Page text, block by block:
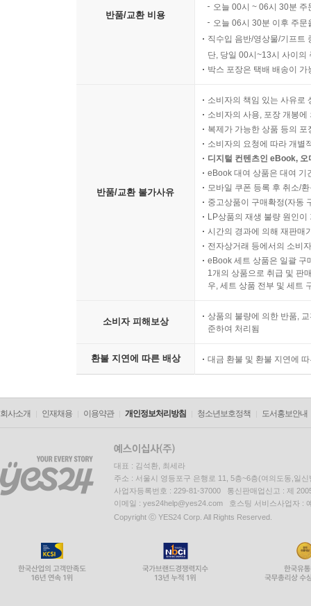
반품/교환 비용
오늘 00시 ~ 06시 30분
오늘 06시 30분 이후 주
직수입 음반/영상물/기프트
단, 당일 00시~13시 사이의
박스 포장은 택배 배송이
반품/교환 불가사유
소비자의 책임 있는 사유로
소비자의 사용, 포장 개봉
복제가 가능한 상품 등의
소비자의 요청에 따라 개별
디지털 컨텐츠인 eBook,
eBook 대여 상품은 대여 기
모바일 쿠폰 등록 후 취소/
중고상품이 구매확정(자동
LP상품의 재생 불량 원인
시간의 경과에 의해 재판매
전자상거래 등에서의 소비
eBook 세트 상품은 일괄 구
1개의 상품으로 취급 및 판
우, 세트 상품 전부 및 세트
소비자 피해보상
상품의 불량에 의한 반품,
준하여 처리됨
환불 지연에 따른 배상 대금 환불 및 환불 지연에
회사소개 인재채용 이용약관 개인정보처리방침 청소년보호정책 도서홍보안내
대표 : 김석환, 최세라
주소 : 서울시 영등포구 은행로 11, 5층~6층(여의도동,일신
사업자등록번호 : 229-81-37000 통신판매업신고 : 제
이메일 : yes24help@yes24.com 호스팅 서비스사업자 :
Copyright ⓒ YES24 Corp. All Rights Reserved.